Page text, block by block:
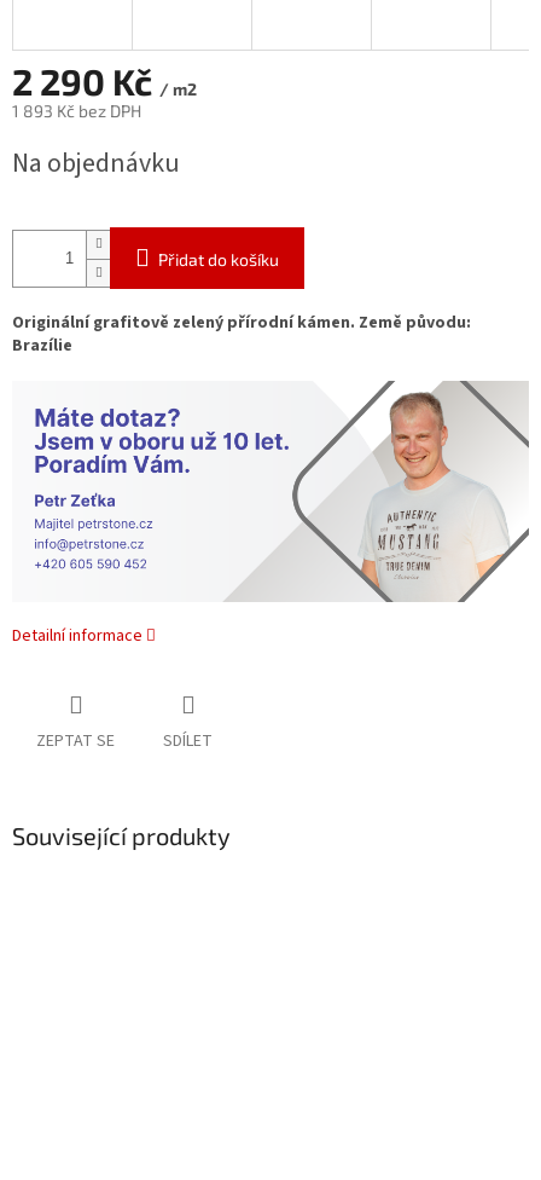
2 290 Kč / m2
1 893 Kč bez DPH
cena:
Na objednávku
Přidat do košíku
Originální grafitově zelený přírodní kámen. Země původu:
Brazílie
Detailní informace
ZEPTAT SE SDÍLET
Související produkty